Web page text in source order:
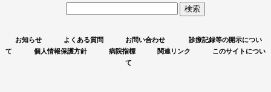
ト
内
お知らせ よくある質問 お問い合わせ
診療記録等の開示につい
て
個人情報保護方針 病院指標 関連リンク
このサイトについ
て